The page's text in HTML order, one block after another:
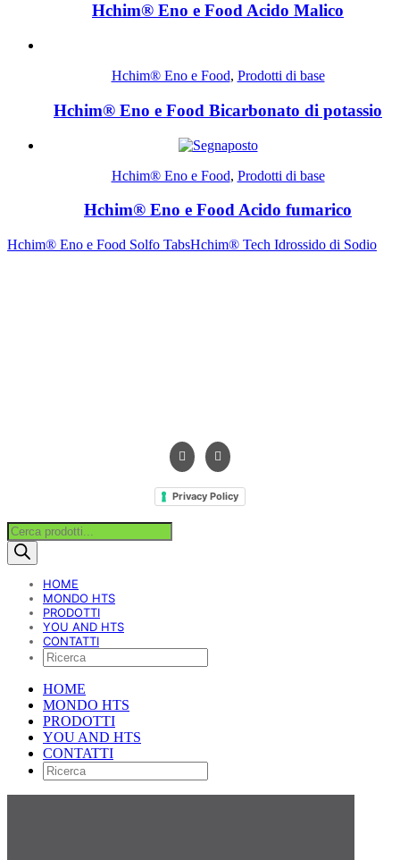
Hchim® Eno e Food Acido Malico
Hchim® Eno e Food, Prodotti di base
Hchim® Eno e Food Bicarbonato di potassio
Hchim® Eno e Food, Prodotti di base
Hchim® Eno e Food Acido fumarico
Hchim® Eno e Food Solfo TabsHchim® Tech Idrossido di Sodio
Privacy Policy
Products
search
HOME
MONDO HTS
PRODOTTI
YOU AND HTS
CONTATTI
HOME
MONDO HTS
PRODOTTI
YOU AND HTS
CONTATTI